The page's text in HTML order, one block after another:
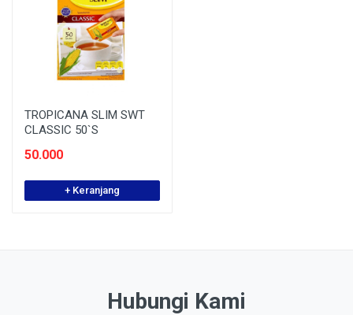
TROPICANA SLIM SWT
CLASSIC 50`S
50.000
+ Keranjang
Hubungi Kami